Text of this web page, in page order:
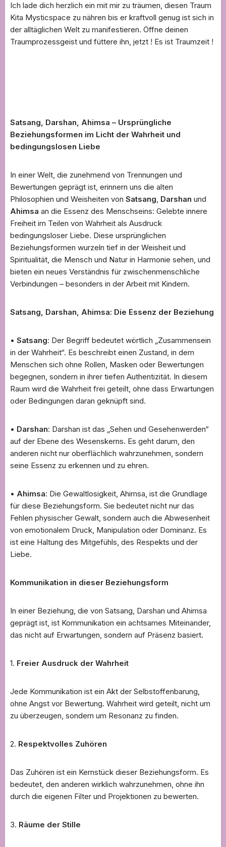
Ich lade dich herzlich ein mit mir zu träumen, diesen Traum
Kita Mysticspace zu nähren bis er kraftvoll genug ist sich in
der alltäglichen Welt zu manifestieren. Öffne deinen
Traumprozessgeist und füttere ihn, jetzt ! Es ist Traumzeit !
Satsang, Darshan, Ahimsa – Ursprüngliche
Beziehungsformen im Licht der Wahrheit und
bedingungslosen Liebe
In einer Welt, die zunehmend von Trennungen und
Bewertungen geprägt ist, erinnern uns die alten
Philosophien und Weisheiten von Satsang, Darshan und
Ahimsa an die Essenz des Menschseins: Gelebte innere
Freiheit im Teilen von Wahrheit als Ausdruck
bedingungsloser Liebe. Diese ursprünglichen
Beziehungsformen wurzeln tief in der Weisheit und
Spiritualität, die Mensch und Natur in Harmonie sehen, und
bieten ein neues Verständnis für zwischenmenschliche
Verbindungen – besonders in der Arbeit mit Kindern.
Satsang, Darshan, Ahimsa: Die Essenz der Beziehung
• Satsang: Der Begriff bedeutet wörtlich „Zusammensein
in der Wahrheit“. Es beschreibt einen Zustand, in dem
Menschen sich ohne Rollen, Masken oder Bewertungen
begegnen, sondern in ihrer tiefen Authentizität. In diesem
Raum wird die Wahrheit frei geteilt, ohne dass Erwartungen
oder Bedingungen daran geknüpft sind.
• Darshan: Darshan ist das „Sehen und Gesehenwerden“
auf der Ebene des Wesenskerns. Es geht darum, den
anderen nicht nur oberflächlich wahrzunehmen, sondern
seine Essenz zu erkennen und zu ehren.
• Ahimsa: Die Gewaltlosigkeit, Ahimsa, ist die Grundlage
für diese Beziehungsform. Sie bedeutet nicht nur das
Fehlen physischer Gewalt, sondern auch die Abwesenheit
von emotionalem Druck, Manipulation oder Dominanz. Es
ist eine Haltung des Mitgefühls, des Respekts und der
Liebe.
Kommunikation in dieser Beziehungsform
In einer Beziehung, die von Satsang, Darshan und Ahimsa
geprägt ist, ist Kommunikation ein achtsames Miteinander,
das nicht auf Erwartungen, sondern auf Präsenz basiert.
1. Freier Ausdruck der Wahrheit
Jede Kommunikation ist ein Akt der Selbstoffenbarung,
ohne Angst vor Bewertung. Wahrheit wird geteilt, nicht um
zu überzeugen, sondern um Resonanz zu finden.
2. Respektvolles Zuhören
Das Zuhören ist ein Kernstück dieser Beziehungsform. Es
bedeutet, den anderen wirklich wahrzunehmen, ohne ihn
durch die eigenen Filter und Projektionen zu bewerten.
3. Räume der Stille